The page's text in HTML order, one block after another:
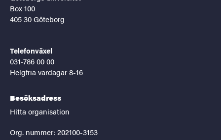
Box 100
405 30 Göteborg
Telefonväxel
031-786 00 00
Helgfria vardagar 8-16
Besöksadress
Hitta organisation
Org. nummer: 202100-3153